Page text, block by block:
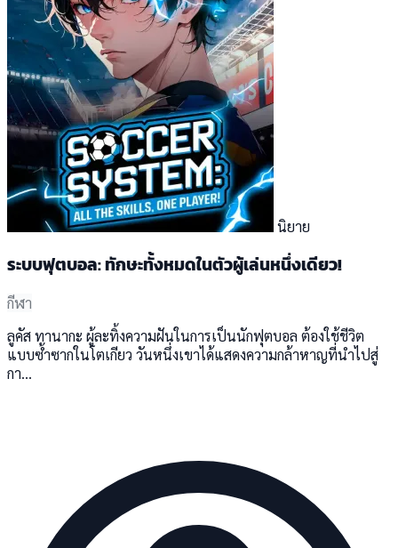
นิยาย
ระบบฟุตบอล: ทักษะทั้งหมดในตัวผู้เล่นหนึ่งเดียว!
กีฬา
ลูคัส ทานากะ ผู้ละทิ้งความฝันในการเป็นนักฟุตบอล ต้องใช้ชีวิต
แบบซ้ำซากในโตเกียว วันหนึ่งเขาได้แสดงความกล้าหาญที่นำไปสู่
กา...